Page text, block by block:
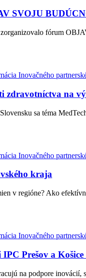
SVOJU
zorganizovalo fórum
Inovačného
zdravotníctva na
sa téma
Inovačného
kraja
v regióne? Ako
Inovačného
Prešov a
na podpore